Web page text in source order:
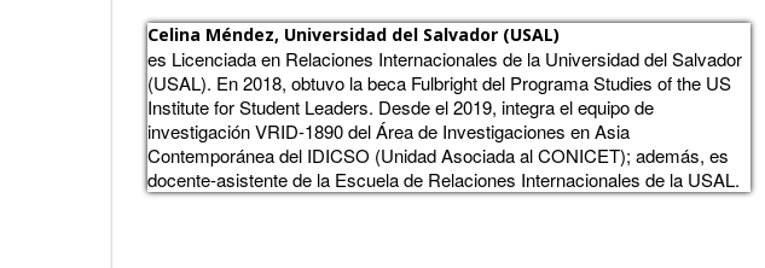
Celina Méndez, Universidad del Salvador (USAL)
es Licenciada en Relaciones Internacionales de la Universidad del Salvador
(USAL). En 2018, obtuvo la beca Fulbright del Programa Studies of the US
Institute for Student Leaders. Desde el 2019, integra el equipo de
investigación VRID-1890 del Área de Investigaciones en Asia
Contemporánea del IDICSO (Unidad Asociada al CONICET); además, es
docente-asistente de la Escuela de Relaciones Internacionales de la USAL.